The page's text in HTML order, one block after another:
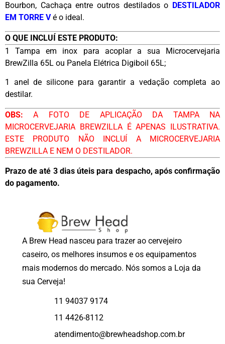
Bourbon, Cachaça entre outros destilados o DESTILADOR
EM TORRE Vé o ideal.
O QUE INCLUÍ ESTE PRODUTO:
1 Tampa em inox para acoplar a sua Microcervejaria
BrewZilla 65L ou Panela Elétrica Digiboil 65L;
1 anel de silicone para garantir a vedação completa ao
destilar.
OBS:A FOTO DE APLICAÇÃO DA TAMPA NA
MICROCERVEJARIA BREWZILLA É APENAS ILUSTRATIVA.
ESTE PRODUTO NÃO INCLUÍ A MICROCERVEJARIA
BREWZILLA E NEM O DESTILADOR.
Prazo de até 3 dias úteis para despacho, após confirmação
do pagamento.
A Brew Head nasceu para trazer ao cervejeiro
caseiro, os melhores insumos e os equipamentos
mais modernos do mercado. Nós somos a Loja da
sua Cerveja!
11 94037 9174
11 4426-8112
atendimento@brewheadshop.com.br